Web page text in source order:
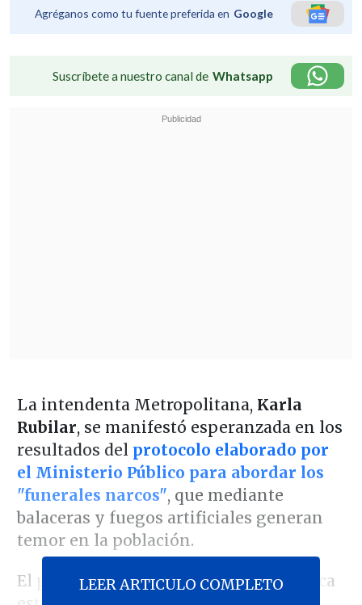
Agréganos como tu fuente preferida en Google
Suscríbete a nuestro canal de Whatsapp
La intendenta Metropolitana, Karla
Rubilar, se manifestó esperanzada en los
resultados del protocolo elaborado por
el Ministerio Público para abordar los
"funerales narcos", que mediante
balaceras y fuegos artificiales generan
temor en la población.
El plan "Funerales de alto riesgo"
busca
LEER ARTICULO COMPLETO